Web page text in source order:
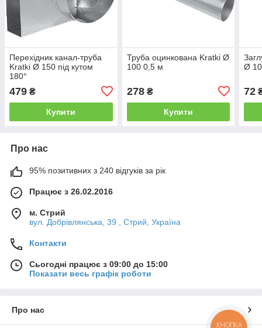
Перехідник канал-труба
Kratki Ø 150 під кутом
180°
479 ₴
Купити
Труба оцинкована Kratki Ø
100 0,5 м
278₴
Купити
Ø
72
Про нас
95% позитивних з 240 відгуків за рік
Працює з 26.02.2016
м. Стрий
вул. Добрівлянська, 39 , Стрий, Україна
Контакти
Сьогодні працює з 09:00 до 15:00
Показати весь графік роботи
Про нас
КНОПКА